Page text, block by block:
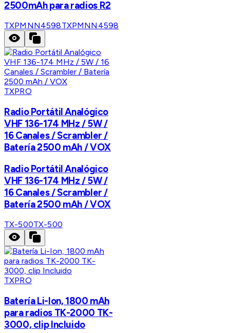
2500mAh para radios R2
TXPMNN4598TXPMNN4598
TXPRO
Radio Portátil Analógico
VHF 136-174 MHz / 5W /
16 Canales / Scrambler /
Batería 2500 mAh / VOX
Radio Portátil Analógico
VHF 136-174 MHz / 5W /
16 Canales / Scrambler /
Batería 2500 mAh / VOX
TX-500TX-500
TXPRO
Batería Li-Ion, 1800 mAh
para radios TK-2000 TK-
3000, clip Incluido